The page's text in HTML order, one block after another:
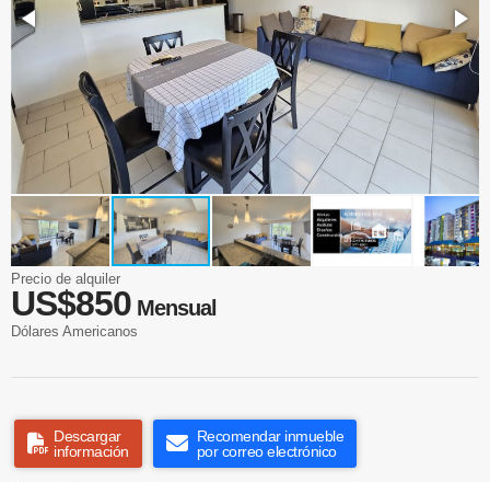
Precio de alquiler
US$850 Mensual
Dólares Americanos
Descargar
información
Recomendar inmueble
por correo electrónico